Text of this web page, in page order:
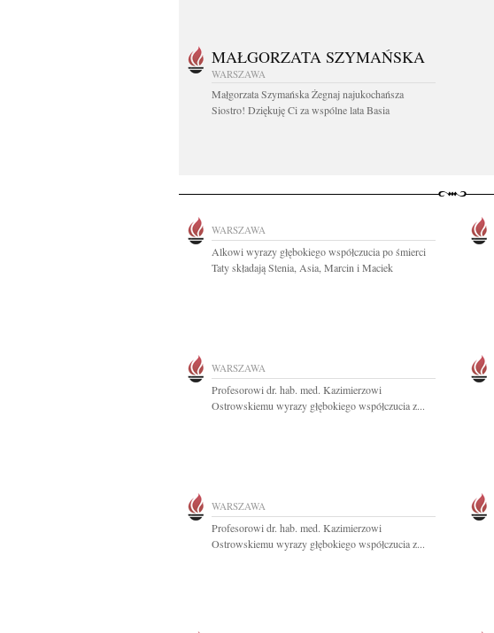
MAŁGORZATA SZYMAŃSKA
WARSZAWA
Małgorzata Szymańska Żegnaj najukochańsza
Siostro! Dziękuję Ci za wspólne lata Basia
WARSZAWA
Alkowi wyrazy głębokiego współczucia po śmierci
Taty składają Stenia, Asia, Marcin i Maciek
WARSZAWA
Profesorowi dr. hab. med. Kazimierzowi
Ostrowskiemu wyrazy głębokiego współczucia z...
WARSZAWA
Profesorowi dr. hab. med. Kazimierzowi
Ostrowskiemu wyrazy głębokiego współczucia z...